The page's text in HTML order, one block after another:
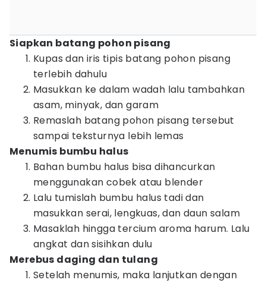
Siapkan batang pohon pisang
Kupas dan iris tipis batang pohon pisang
terlebih dahulu
Masukkan ke dalam wadah lalu tambahkan
asam, minyak, dan garam
Remaslah batang pohon pisang tersebut
sampai teksturnya lebih lemas
Menumis bumbu halus
Bahan bumbu halus bisa dihancurkan
menggunakan cobek atau blender
Lalu tumislah bumbu halus tadi dan
masukkan serai, lengkuas, dan daun salam
Masaklah hingga tercium aroma harum. Lalu
angkat dan sisihkan dulu
Merebus daging dan tulang
Setelah menumis, maka lanjutkan dengan